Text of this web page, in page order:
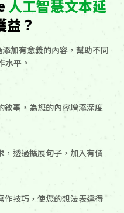
人工智慧文本延
益？
加有意義的內容，幫助不同
水平。
敘事，為您的內容增添深度
，透過擴展句子，加入有價
作技巧，使您的想法表達得